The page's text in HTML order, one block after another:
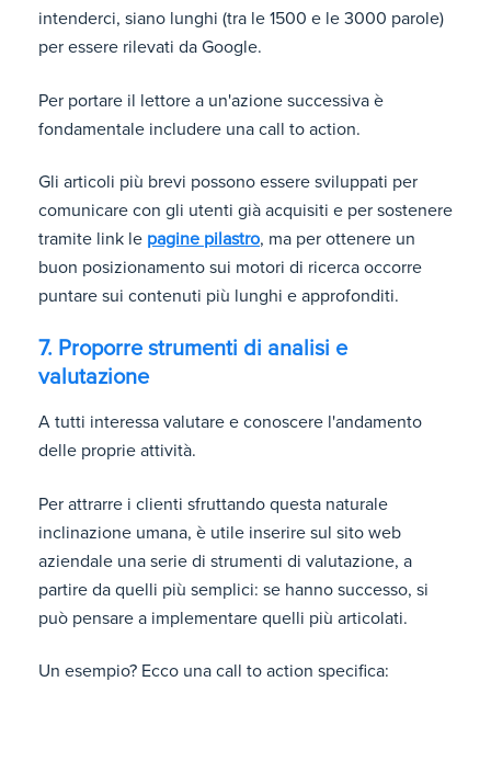
intenderci, siano lunghi (tra le 1500 e le 3000 parole)
per essere rilevati da Google.
Per portare il lettore a un'azione successiva è
fondamentale includere una call to action.
Gli articoli più brevi possono essere sviluppati per
comunicare con gli utenti già acquisiti e per sostenere
tramite link le pagine pilastro, ma per ottenere un
buon posizionamento sui motori di ricerca occorre
puntare sui contenuti più lunghi e approfonditi.
7. Proporre strumenti di analisi e
valutazione
A tutti interessa valutare e conoscere l'andamento
delle proprie attività.
Per attrarre i clienti sfruttando questa naturale
inclinazione umana, è utile inserire sul sito web
aziendale una serie di strumenti di valutazione, a
partire da quelli più semplici: se hanno successo, si
può pensare a implementare quelli più articolati.
Un esempio? Ecco una call to action specifica: